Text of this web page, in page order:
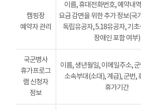
캠핑장
예약자 관리
이름, 휴대전화번호, 예약내
요금 감면을 위한 추가 정보(국
독립유공자, 5.18유공자, 기
장애인 포함 여부)
국군병사
휴가프로그
램 신청자
정보
이름, 생년월일, 이메일주소,
소속부대(소대), 계급), 군번,
휴가기간